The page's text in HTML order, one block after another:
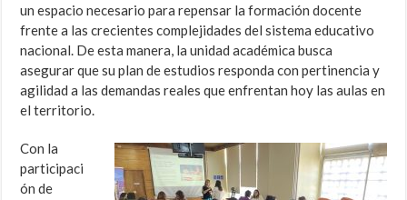
un espacio necesario para repensar la formación docente
frente a las crecientes complejidades del sistema educativo
nacional. De esta manera, la unidad académica busca
asegurar que su plan de estudios responda con pertinencia y
agilidad a las demandas reales que enfrentan hoy las aulas en
el territorio.
Con la
participaci
ón de